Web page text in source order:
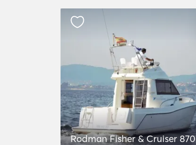
Rodman Fisher & Cruiser 870